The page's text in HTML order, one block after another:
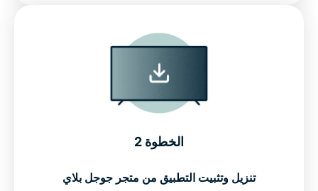
الخطوة 2
تنزيل وتثبيت التطبيق من متجر جوجل بلاي